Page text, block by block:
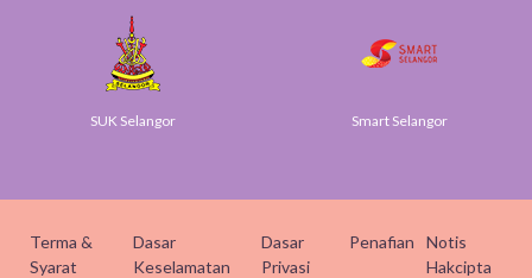
SUK Selangor Smart Selangor
Terma &
Syarat
Dasar
Keselamatan
Dasar
Privasi
Penafian
Notis
Hakcipta